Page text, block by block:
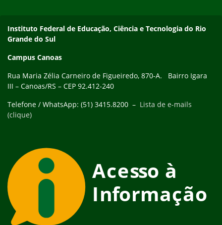
Instituto Federal de Educação, Ciência e Tecnologia do Rio
Grande do Sul
Campus Canoas
Rua Maria Zélia Carneiro de Figueiredo, 870-A. Bairro Igara
III – Canoas/RS – CEP 92.412-240
Telefone / WhatsApp: (51) 3415.8200 – Lista de e-mails
(clique)